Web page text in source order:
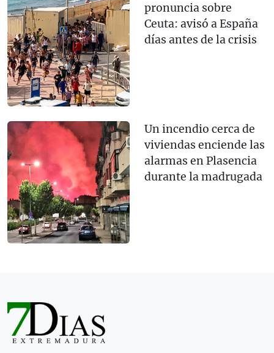
pronuncia sobre
Ceuta: avisó a España
días antes de la crisis
Un incendio cerca de
viviendas enciende las
alarmas en Plasencia
durante la madrugada